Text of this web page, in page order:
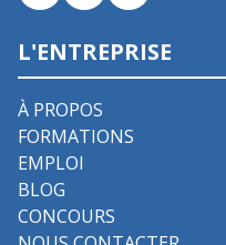
L'ENTREPRISE
À PROPOS
FORMATIONS
EMPLOI
BLOG
CONCOURS